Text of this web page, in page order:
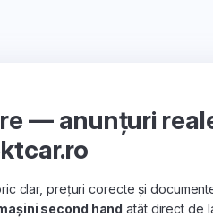
— anunțuri
clar, prețuri corecte și
second hand atât direct de